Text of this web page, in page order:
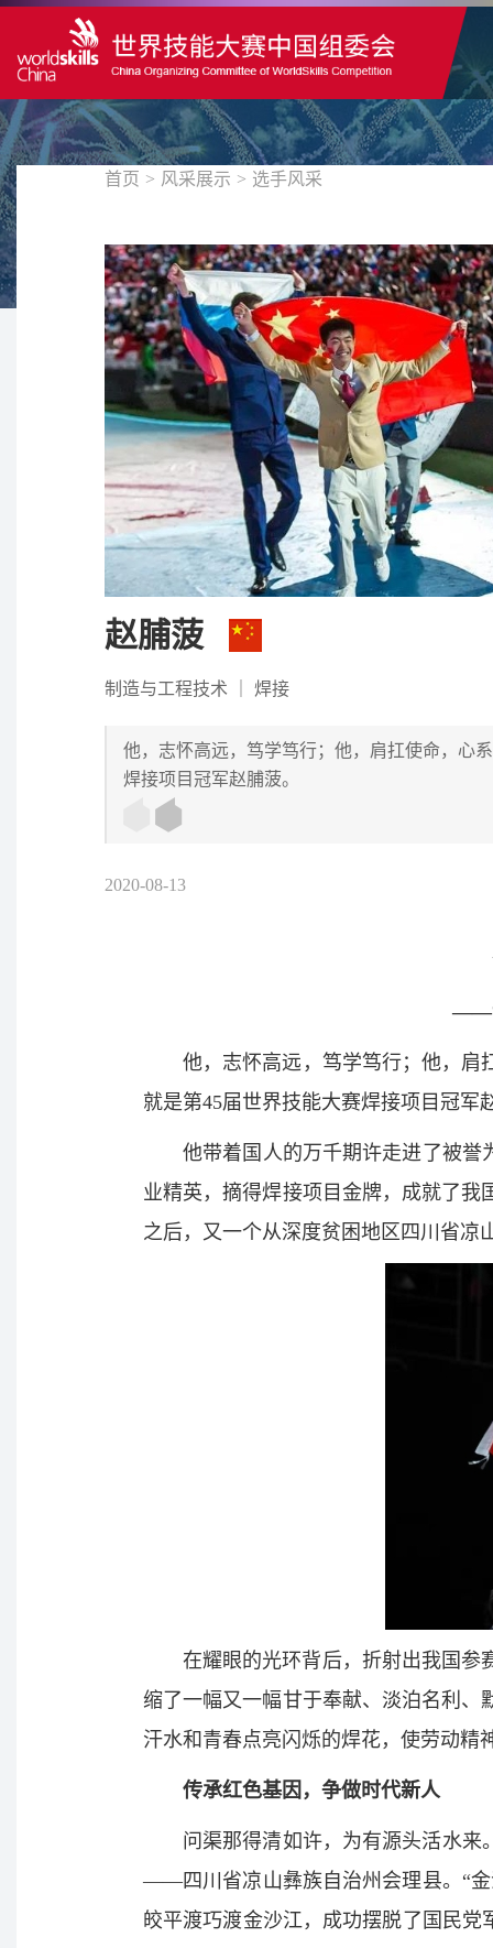
首页 > 风采展示 > 选手风采
赵脯菠
制造与工程技术 焊接
他，志怀高远，笃学笃行；他，肩扛使命，心
焊接项目冠军赵脯菠。
2020-08-13
——
他，志怀高远，笃学笃行；他，
就是第45届世界技能大赛焊接项目冠军
他带着国人的万千期许走进了被
业精英，摘得焊接项目金牌，成就了我
之后，又一个从深度贫困地区四川省凉
在耀眼的光环背后，折射出我国参
缩了一幅又一幅甘于奉献、淡泊名利、
汗水和青春点亮闪烁的焊花，使劳动精
传承红色基因，争做时代新人
问渠那得清如许，为有源头活水来
——四川省凉山彝族自治州会理县。“金
皎平渡巧渡金沙江，成功摆脱了国民